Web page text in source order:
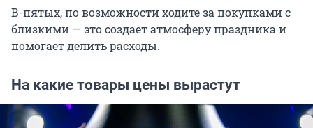
В-пятых, по возможности ходите за покупками с
близкими — это создает атмосферу праздника и
помогает делить расходы.
На какие товары цены вырастут